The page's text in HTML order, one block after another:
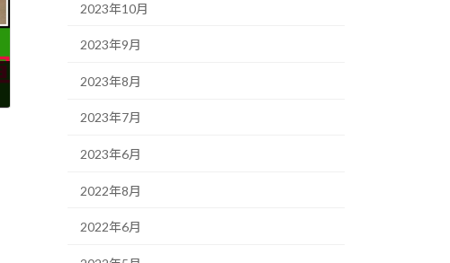
2023年10月
2023年9月
2023年8月
2023年7月
2023年6月
2022年8月
2022年6月